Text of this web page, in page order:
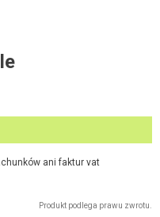
ani faktur vat
Produkt podlega prawu zwrotu.